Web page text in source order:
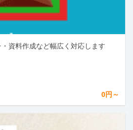
資料作成など幅広く対応します
0円～